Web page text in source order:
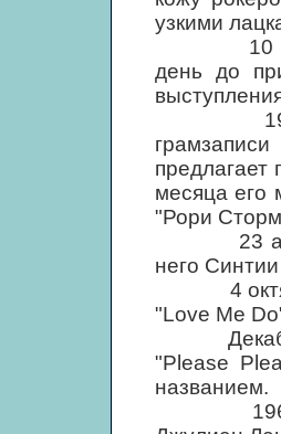
узкими
10
день до
1962,
месяца его
"Рори
23
него
4
"Love Me
Декабрь -
"Please
названием.
1963, 8